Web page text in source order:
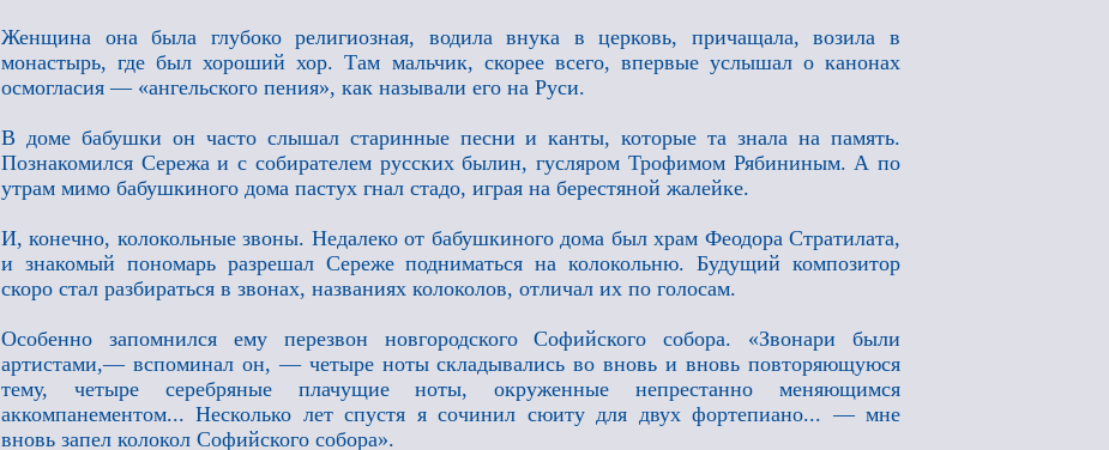
Женщина она была глубоко религиозная, водила внука в церковь, причащала, возила в
монастырь, где был хороший хор. Там мальчик, скорее всего, впервые услышал о канонах
осмогласия — «ангельского пения», как называли его на Руси.
В доме бабушки он часто слышал старинные песни и канты, которые та знала на память.
Познакомился Сережа и с собирателем русских былин, гусляром Трофимом Рябининым. А по
утрам мимо бабушкиного дома пастух гнал стадо, играя на берестяной жалейке.
И, конечно, колокольные звоны. Недалеко от бабушкиного дома был храм Феодора Стратилата,
и знакомый пономарь разрешал Сереже подниматься на колокольню. Будущий композитор
скоро стал разбираться в звонах, названиях колоколов, отличал их по голосам.
Особенно запомнился ему перезвон новгородского Софийского собора. «Звонари были
артистами,— вспоминал он, — четыре ноты складывались во вновь и вновь повторяющуюся
тему, четыре серебряные плачущие ноты, окруженные непрестанно меняющимся
аккомпанементом... Несколько лет спустя я сочинил сюиту для двух фортепиано... — мне
вновь запел колокол Софийского собора».